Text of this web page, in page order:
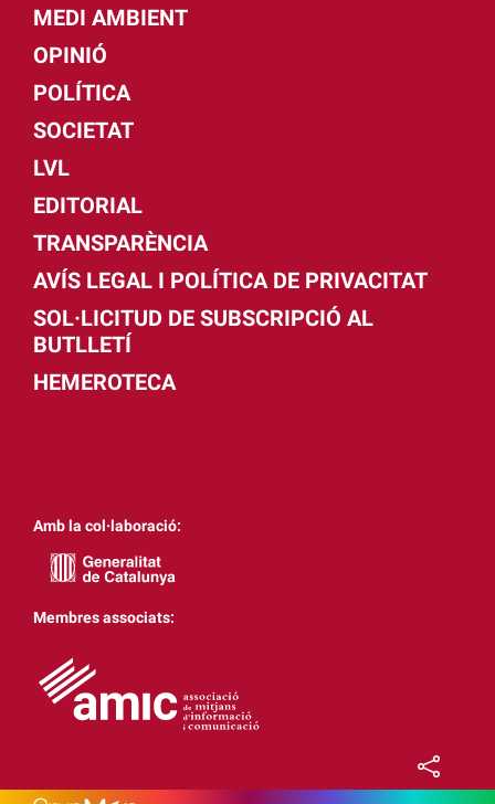
MEDI AMBIENT
OPINIÓ
POLÍTICA
SOCIETAT
LVL
EDITORIAL
TRANSPARÈNCIA
AVÍS LEGAL I POLÍTICA DE PRIVACITAT
SOL·LICITUD DE SUBSCRIPCIÓ AL
BUTLLETÍ
HEMEROTECA
Amb la col·laboració:
Membres associats: